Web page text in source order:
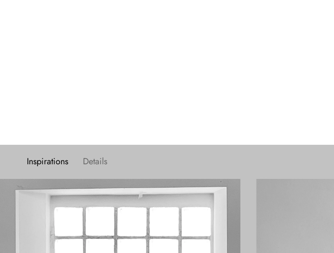
Inspirations Details